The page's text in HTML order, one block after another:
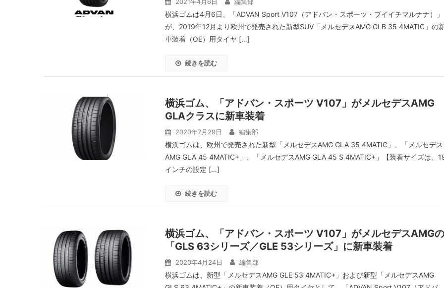
横浜ゴムは4月6日、「ADVAN Sport V107（アドバン・スポーツ・ブイイチマルナナ）」
が、2019年12月より欧州で発売された新型SUV「メルセデスAMG GLB 35 4MATIC」の
車装着（OE）用タイヤ […]
続きを読む
横浜ゴム、「アドバン・スポーツ V107」がメルセデスAMG
GLAクラスに新車装着
2020年7月29日 編集部
横浜ゴムは、欧州で発売された新型「メルセデスAMG GLA 35 4MATIC」、「メルセデス
AMG GLA 45 4MATIC+」、「メルセデスAMG GLA 45 S 4MATIC+」【装着サイズは、
インチの設定 […]
続きを読む
横浜ゴム、「アドバン・スポーツ V107」がメルセデスAMGの
「GLS 63シリーズ／GLE 53シリーズ」に新車装着
2020年4月24日 編集部
横浜ゴムは、新型「メルセデスAMG GLE 53 4MATIC+」および新型「メルセデスAMG